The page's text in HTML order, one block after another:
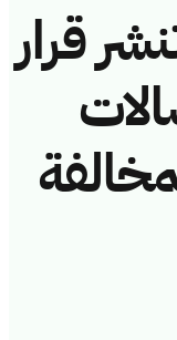
قرار
1444هـ) لمخالفة